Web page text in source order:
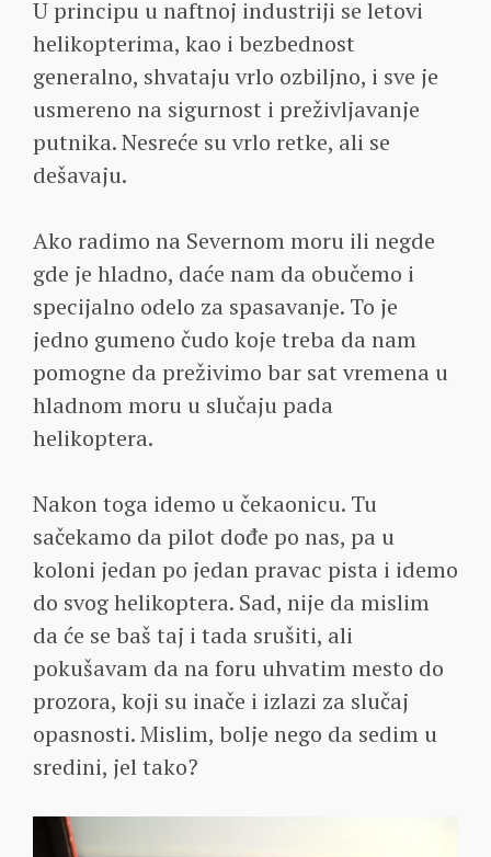
U principu u naftnoj industriji se letovi
helikopterima, kao i bezbednost
generalno, shvataju vrlo ozbiljno, i sve je
usmereno na sigurnost i preživljavanje
putnika. Nesreće su vrlo retke, ali se
dešavaju.
Ako radimo na Severnom moru ili negde
gde je hladno, daće nam da obučemo i
specijalno odelo za spasavanje. To je
jedno gumeno čudo koje treba da nam
pomogne da preživimo bar sat vremena u
hladnom moru u slučaju pada
helikoptera.
Nakon toga idemo u čekaonicu. Tu
sačekamo da pilot dođe po nas, pa u
koloni jedan po jedan pravac pista i idemo
do svog helikoptera. Sad, nije da mislim
da će se baš taj i tada srušiti, ali
pokušavam da na foru uhvatim mesto do
prozora, koji su inače i izlazi za slučaj
opasnosti. Mislim, bolje nego da sedim u
sredini, jel tako?